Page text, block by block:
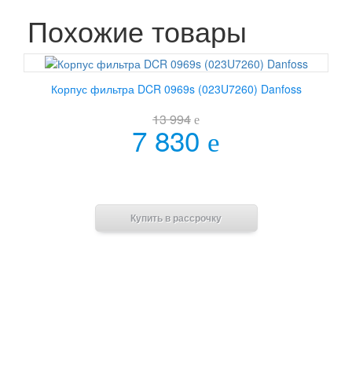
Похожие товары
Корпус фильтра DCR 0969s (023U7260) Danfoss
13 994 e
7 830 e
Купить в рассрочку